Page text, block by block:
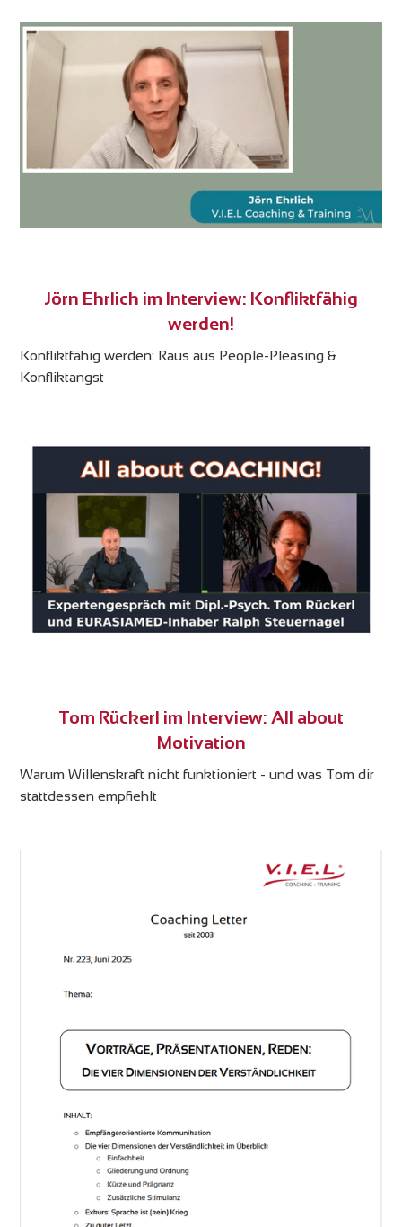
Jörn Ehrlich im Interview: Konfliktfähig
werden!
Konfliktfähig werden: Raus aus People-Pleasing &
Konfliktangst
Tom Rückerl im Interview: All about
Motivation
Warum Willenskraft nicht funktioniert - und was Tom dir
stattdessen empfiehlt